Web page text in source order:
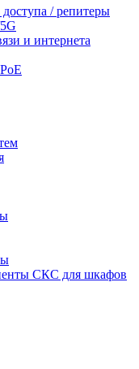
/ репитеры
и интернета
СКС для шкафов